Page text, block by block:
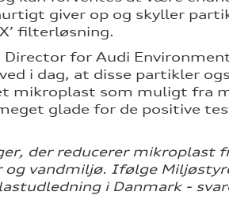
giver op og skyller
filterløsning.
Director for Audi
i dag, at disse partikler
mikroplast som muligt fra
glade for de positive
der reducerer mikroplast
og vandmiljø. Ifølge
i Danmark -